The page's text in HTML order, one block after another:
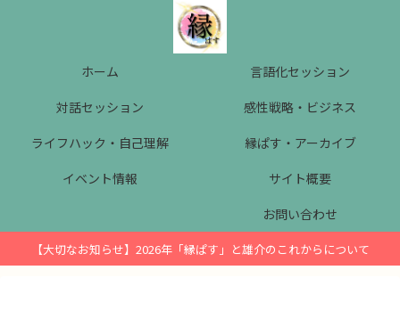
ホーム
言語化セッション
対話セッション
感性戦略・ビジネス
ライフハック・自己理解
縁ぱす・アーカイブ
イベント情報
サイト概要
お問い合わせ
【大切なお知らせ】2026年「縁ぱす」と雄介のこれからについて